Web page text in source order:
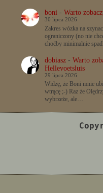
boni- Warto
30 lipca 2026
Zakres wózka na
ograniczony (no nie
choćby minimalnie
dobiasz- Warto
Hellevoetsluis
29 lipca 2026
Widzę, że Boni mnie
wtrącę ;-) Raz że
wybrzeże, ale…